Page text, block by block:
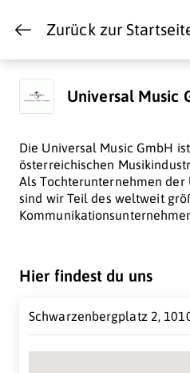
Zurück zur
Universal Music
Die Universal Music GmbH
österreichischen
Als Tochterunternehmen der
sind wir Teil des weltweit
Hier findest du uns
Schwarzenbergplatz 2,